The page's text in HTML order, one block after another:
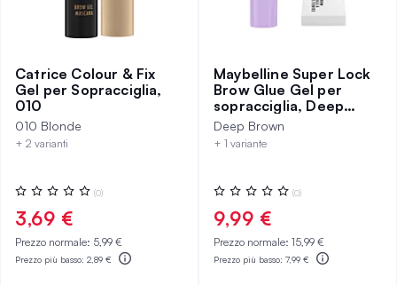
Catrice Colour & Fix
Gel per Sopracciglia,
010
010 Blonde
+ 2 varianti
Valutazione:
0%
(0)
3,69 €
Prezzo normale: 5,99 €
Prezzo più basso: 2,89 €
Maybelline Super Lock
Brow Glue Gel per
sopracciglia, Deep
Brown
Deep Brown
+ 1 variante
Valutazione:
0%
(0)
9,99 €
Prezzo normale: 15,99 €
Prezzo più basso: 7,99 €